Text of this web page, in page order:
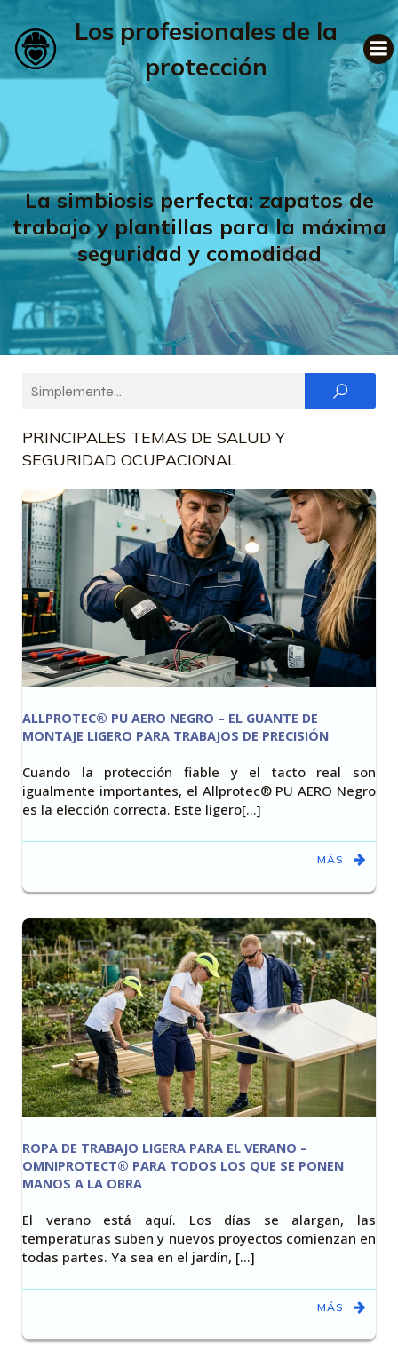
Los profesionales de la
protección
La simbiosis perfecta: zapatos de
trabajo y plantillas para la máxima
seguridad y comodidad
PRINCIPALES TEMAS DE SALUD Y
SEGURIDAD OCUPACIONAL
ALLPROTEC® PU AERO NEGRO – EL GUANTE DE
MONTAJE LIGERO PARA TRABAJOS DE PRECISIÓN
Cuando la protección fiable y el tacto real son
igualmente importantes, el Allprotec® PU AERO Negro
es la elección correcta. Este ligero[…]
MÁS
ROPA DE TRABAJO LIGERA PARA EL VERANO –
OMNIPROTECT® PARA TODOS LOS QUE SE PONEN
MANOS A LA OBRA
El verano está aquí. Los días se alargan, las
temperaturas suben y nuevos proyectos comienzan en
todas partes. Ya sea en el jardín, [...]
MÁS